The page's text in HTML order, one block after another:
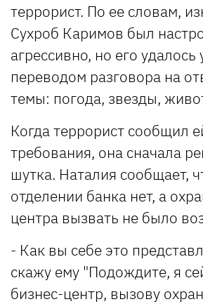
террорист. По ее словам,
Сухроб Каримов был
агрессивно, но его удалось
переводом разговора на
темы: погода, звезды,
Когда террорист сообщил
требования, она сначала
шутка. Наталия сообщает,
отделении банка нет, а
центра вызвать не было
- Как вы себе это
скажу ему "Подождите, я
бизнес-центр, вызову